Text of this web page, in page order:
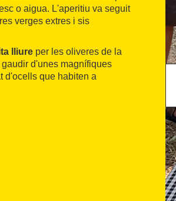
o aigua. L'aperitiu va seguit
verges extres i sis
lliure per les oliveres de la
d'unes magnífiques
d'ocells que habiten a